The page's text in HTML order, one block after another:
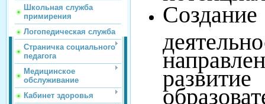
Школьная служба
примирения
Логопедическая служба
Страничка социального
педагога
Медицинское
обслуживание
Кабинет здоровья